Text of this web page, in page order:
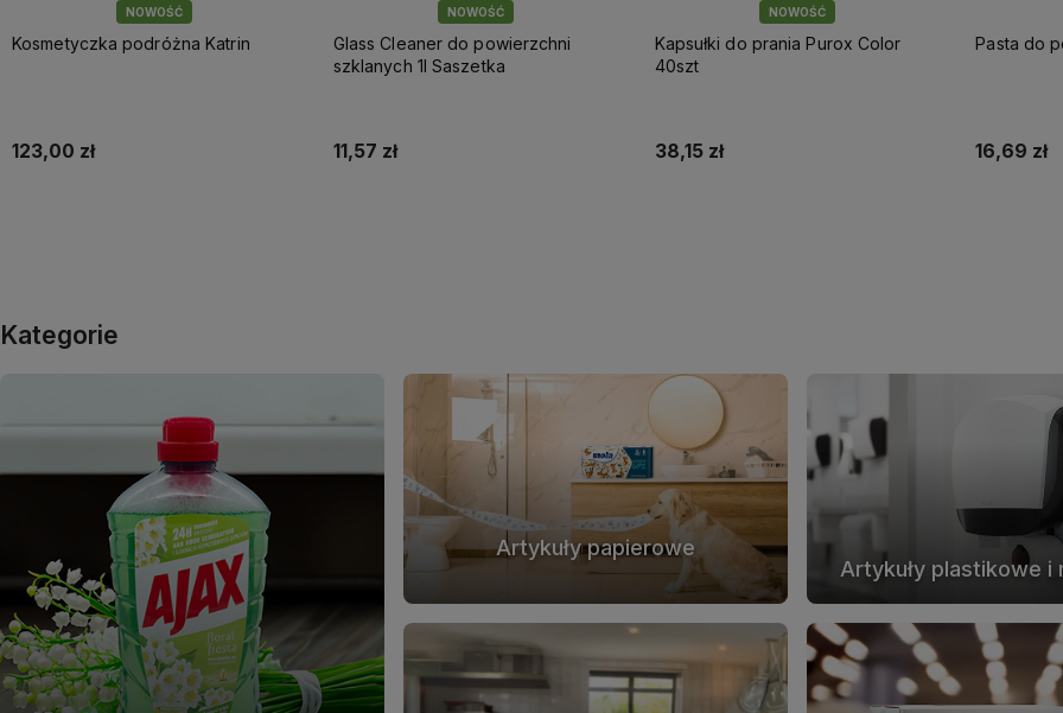
NOWOŚĆ
Kosmetyczka podróżna Katrin
123,00 zł
NOWOŚĆ
Glass Cleaner do powierzchni
szklanych 1l Saszetka
11,57 zł
NOWOŚĆ
Kapsułki do prania Purox Color
40szt
38,15 zł
Pasta do
16,69 zł
Kategorie
Artykuły papierowe
Artykuły plastikowe i